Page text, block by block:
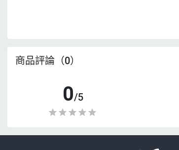
商品評論（0）
0/5